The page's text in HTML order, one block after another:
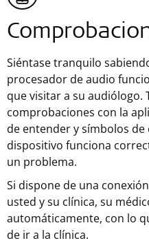
Siéntase tranquilo
procesador de audio
que visitar a su audiólogo.
comprobaciones con la
de entender y símbolos
dispositivo funciona
un problema.
Si dispone de una
usted y su clínica, su
automáticamente, con lo
de ir a la clínica.